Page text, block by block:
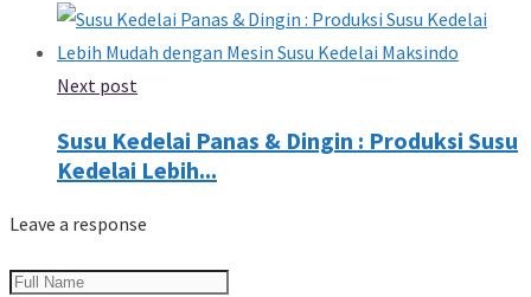
Next post
Susu Kedelai Panas & Dingin : Produksi Susu
Kedelai Lebih...
Leave a response